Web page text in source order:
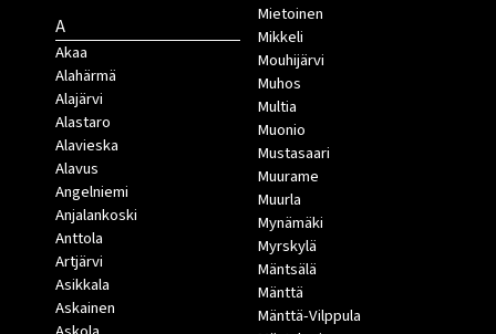
A
Akaa
Alahärmä
Alajärvi
Alastaro
Alavieska
Alavus
Angelniemi
Anjalankoski
Anttola
Artjärvi
Asikkala
Askainen
Mietoinen
Mikkeli
Mouhijärvi
Muhos
Multia
Muonio
Mustasaari
Muurame
Muurla
Mynämäki
Myrskylä
Mäntsälä
Mänttä
Mänttä-Vilppula